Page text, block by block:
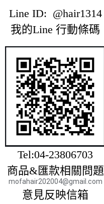
Line ID: @hair1314
我的Line 行動條碼
Tel:04-23806703
商品&匯款相關問題
mofahair202004@gmail.com
意見反映信箱